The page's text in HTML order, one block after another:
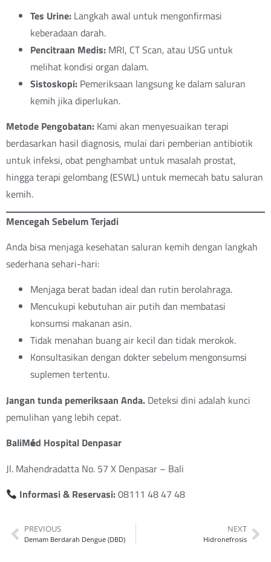
Tes Urine: Langkah awal untuk mengonfirmasi
keberadaan darah.
Pencitraan Medis: MRI, CT Scan, atau USG untuk
melihat kondisi organ dalam.
Sistoskopi: Pemeriksaan langsung ke dalam saluran
kemih jika diperlukan.
Metode Pengobatan: Kami akan menyesuaikan terapi
berdasarkan hasil diagnosis, mulai dari pemberian antibiotik
untuk infeksi, obat penghambat untuk masalah prostat,
hingga terapi gelombang (ESWL) untuk memecah batu saluran
kemih.
Mencegah Sebelum Terjadi
Anda bisa menjaga kesehatan saluran kemih dengan langkah
sederhana sehari-hari:
Menjaga berat badan ideal dan rutin berolahraga.
Mencukupi kebutuhan air putih dan membatasi
konsumsi makanan asin.
Tidak menahan buang air kecil dan tidak merokok.
Konsultasikan dengan dokter sebelum mengonsumsi
suplemen tertentu.
Jangan tunda pemeriksaan Anda. Deteksi dini adalah kunci
pemulihan yang lebih cepat.
BaliMéd Hospital Denpasar
Jl. Mahendradatta No. 57 X Denpasar – Bali
Informasi & Reservasi:08111 48 47 48
PREVIOUS
Demam Berdarah Dengue (DBD)
NEXT
Hidronefrosis